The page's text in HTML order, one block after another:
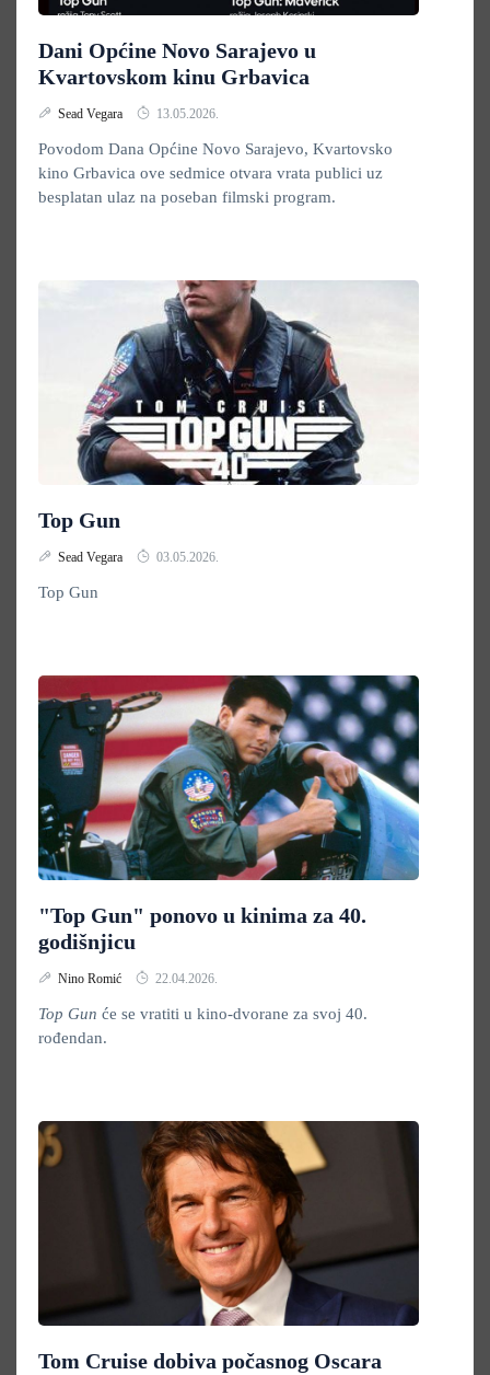
Dani Općine Novo Sarajevo u
Kvartovskom kinu Grbavica
Sead Vegara 13.05.2026.
Povodom Dana Općine Novo Sarajevo, Kvartovsko
kino Grbavica ove sedmice otvara vrata publici uz
besplatan ulaz na poseban filmski program.
Top Gun
Sead Vegara 03.05.2026.
Top Gun
"Top Gun" ponovo u kinima za 40.
godišnjicu
Nino Romić 22.04.2026.
Top Gun će se vratiti u kino-dvorane za svoj 40.
rođendan.
Tom Cruise dobiva počasnog Oscara